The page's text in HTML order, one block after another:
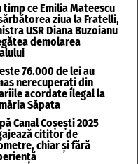
timp ce Emilia Mateescu
ziua la Fratelli,
USR Diana Buzoianu
demolarea
76.000 de lei au
nerecuperați din
acordate ilegal la
Săpata
Canal Coșești 2025
cititor de
chiar și fără